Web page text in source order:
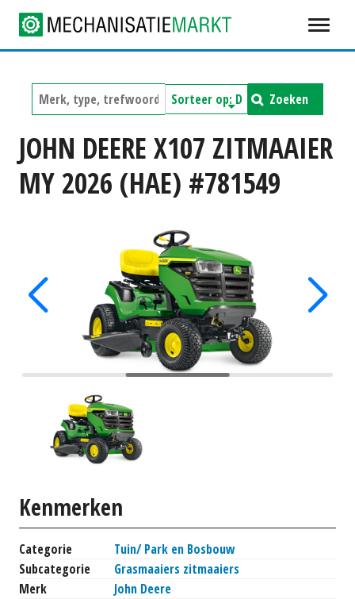
Zoeken
JOHN DEERE X107 ZITMAAIER
MY 2026 (HAE) #781549
Kenmerken
Categorie
Tuin/ Park en Bosbouw
Subcategorie
Grasmaaiers zitmaaiers
Merk
John Deere